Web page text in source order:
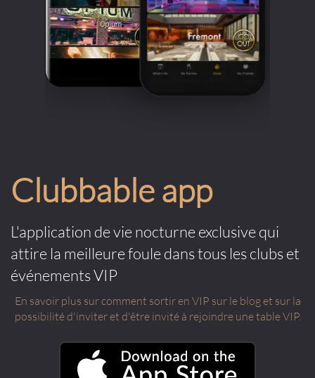
Clubbable app
L'application de vie nocturne exclusive qui
attire la meilleure foule dans tous les clubs et
événements VIP
En savoir plus sur comment sortir en VIP sur le blog et sur la
possibilité d'inviter et d'être invité à rejoindre une table VIP.